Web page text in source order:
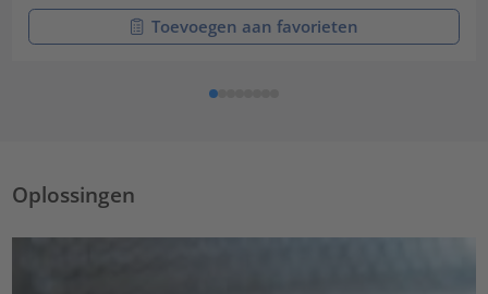
Toevoegen aan favorieten
Oplossingen